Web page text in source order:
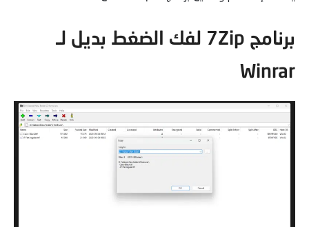
برنامج 7Zip لفك الضغط بديل لـ
Winrar